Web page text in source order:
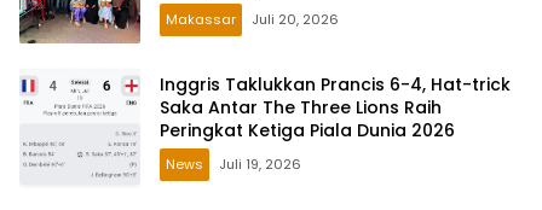
Makassar Juli 20, 2026
Inggris Taklukkan Prancis 6-4, Hat-trick
Saka Antar The Three Lions Raih
Peringkat Ketiga Piala Dunia 2026
News Juli 19, 2026